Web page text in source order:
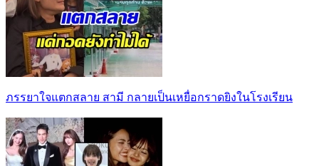
ภรรยาใจแตกสลาย สามี กลายเป็นเหยื่อกราดยิงในโรงเรียน